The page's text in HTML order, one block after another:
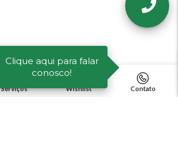
Clique aqui para falar
conosco!
Serviços Wishlist Contato